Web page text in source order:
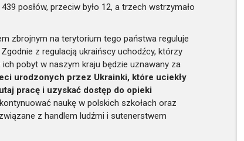
posłów, przeciw było 12, a trzech wstrzymało
zbrojnym na terytorium tego państwa reguluje
z regulacją ukraińscy uchodźcy, którzy
pobyt w naszym kraju będzie uznawany za
urodzonych przez Ukrainki, które uciekły
pracę i uzyskać dostęp do opieki
naukę w polskich szkołach oraz
z handlem ludźmi i sutenerstwem